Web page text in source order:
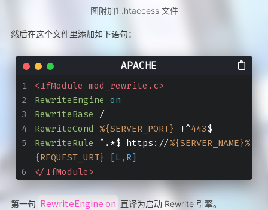
图附加1 .htaccess 文件
然后在这个文件里添加如下语句：
<IfModule mod_rewrite.c>
RewriteEngine on
RewriteBase /
RewriteCond %{SERVER_PORT} !^443$
RewriteRule ^.*$ https://%{SERVER_NAME}%
{REQUEST_URI} [L,R]
</IfModule>
第一句 RewriteEngine on 直译为启动 Rewrite 引擎。